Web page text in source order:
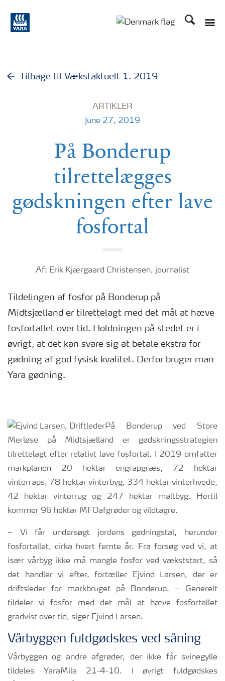
Søg
Tilbage til Vækstaktuelt 1. 2019
ARTIKLER
June 27, 2019
På Bonderup
tilrettelægges
gødskningen efter lave
fosfortal
Af: Erik Kjærgaard Christensen, journalist
Tildelingen af fosfor på Bonderup på
Midtsjælland er tilrettelagt med det mål at hæve
fosfortallet over tid. Holdningen på stedet er i
øvrigt, at det kan svare sig at betale ekstra for
gødning af god fysisk kvalitet. Derfor bruger man
Yara gødning.
På Bonderup ved Store
Merløse på Midtsjælland er gødskningsstrategien
tilrettelagt efter relativt lave fosfortal. I 2019 omfatter
markplanen 20 hektar engrapgræs, 72 hektar
vinterraps, 78 hektar vinterbyg, 334 hektar vinterhvede,
42 hektar vinterrug og 247 hektar maltbyg. Hertil
kommer 96 hektar MFOafgrøder og vildtagre.
– Vi får undersøgt jordens gødningstal, herunder
fosfortallet, cirka hvert femte år. Fra forsøg ved vi, at
især vårbyg ikke må mangle fosfor ved vækststart, så
det handler vi efter, fortæller Ejvind Larsen, der er
driftsleder for markbruget på Bonderup. – Generelt
tildeler vi fosfor med det mål at hæve fosfortallet
gradvist over tid, siger Ejvind Larsen.
Vårbyggen fuldgødskes ved såning
Vårbyggen og andre afgrøder, der ikke får svinegylle
tildeles YaraMila 21-4-10. I øvrigt fuldgødskes